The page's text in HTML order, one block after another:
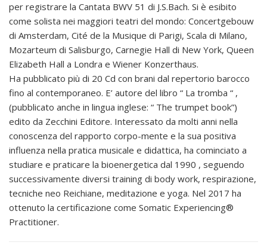
per registrare la Cantata BWV 51 di J.S.Bach. Si è esibito
come solista nei maggiori teatri del mondo: Concertgebouw
di Amsterdam, Cité de la Musique di Parigi, Scala di Milano,
Mozarteum di Salisburgo, Carnegie Hall di New York, Queen
Elizabeth Hall a Londra e Wiener Konzerthaus.
Ha pubblicato più di 20 Cd con brani dal repertorio barocco
fino al contemporaneo. E’ autore del libro “ La tromba “ ,
(pubblicato anche in lingua inglese: “ The trumpet book”)
edito da Zecchini Editore. Interessato da molti anni nella
conoscenza del rapporto corpo-mente e la sua positiva
influenza nella pratica musicale e didattica, ha cominciato a
studiare e praticare la bioenergetica dal 1990 , seguendo
successivamente diversi training di body work, respirazione,
tecniche neo Reichiane, meditazione e yoga. Nel 2017 ha
ottenuto la certificazione come Somatic Experiencing®
Practitioner.